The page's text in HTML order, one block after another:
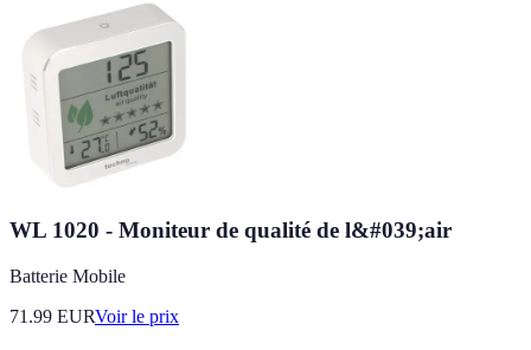
WL 1020 - Moniteur de qualité de l&#039;air
Batterie Mobile
71.99 EURVoir le prix